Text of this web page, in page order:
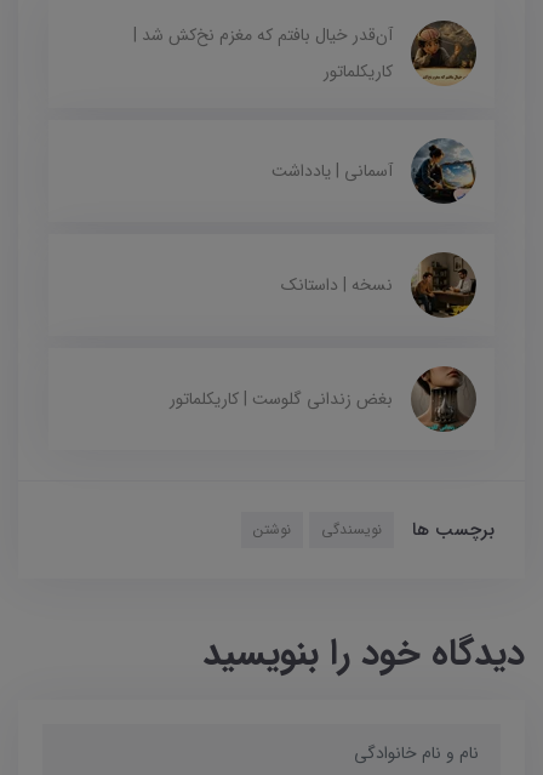
آن‌قدر خیال بافتم که مغزم نخ‌کش شد |
کاریکلماتور
آسمانی | یادداشت
نسخه | داستانک
بغض زندانی گلوست | کاریکلماتور
برچسب ها نویسندگی نوشتن
دیدگاه خود را بنویسید